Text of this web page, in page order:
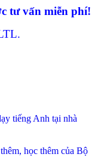
tư vấn miễn phí!
tiếng Anh tại nhà
học thêm của Bộ